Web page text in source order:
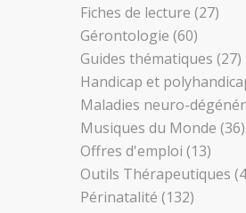
Fiches de lecture (27)
Gérontologie (60)
Guides thématiques (27)
Handicap et
Maladies neuro-
Musiques du Monde (36)
Offres d'emploi (13)
Outils Thérapeutiques
Périnatalité (132)